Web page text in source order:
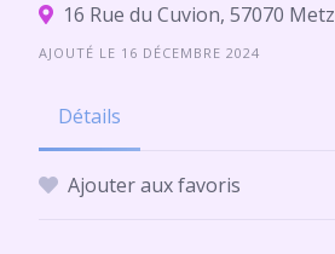
16 Rue du Cuvion, 57070 Metz
AJOUTÉ LE 16 DÉCEMBRE 2024
Détails
Ajouter aux favoris